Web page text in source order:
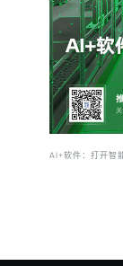
AI+软件：打开智